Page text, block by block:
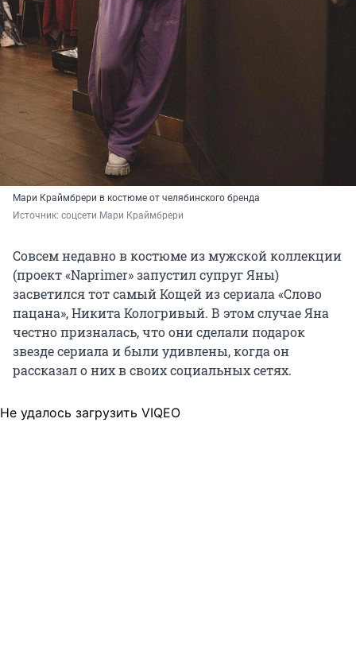
Мари Краймбрери в костюме от челябинского бренда
Источник: соцсети Мари Краймбрери
Совсем недавно в костюме из мужской коллекции
(проект «Naprimer» запустил супруг Яны)
засветился тот самый Кощей из сериала «Слово
пацана», Никита Кологривый. В этом случае Яна
честно призналась, что они сделали подарок
звезде сериала и были удивлены, когда он
рассказал о них в своих социальных сетях.
Не удалось загрузить VIQEO